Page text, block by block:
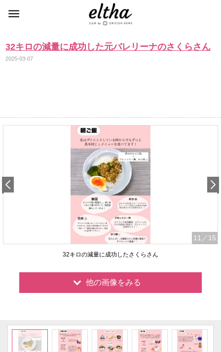
32キロの減量に成功した元バレリーナのさくらさん
2025-03-07
11 ／15
32キロの減量に成功したさくらさん
他の画像をみる